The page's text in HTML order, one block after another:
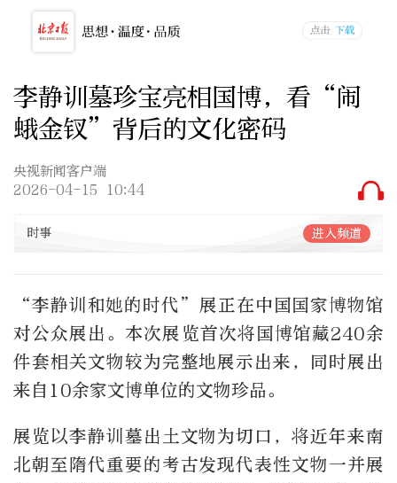
李静训墓珍宝亮相国博，看“闹
蛾金钗”背后的文化密码
央视新闻客户端
2026-04-15 10:44
时事 进入频道
“李静训和她的时代”展正在中国国家博物馆
对公众展出。本次展览首次将国博馆藏240余
件套相关文物较为完整地展示出来，同时展出
来自10余家文博单位的文物珍品。
展览以李静训墓出土文物为切口，将近年来南
北朝至隋代重要的考古发现代表性文物一并展